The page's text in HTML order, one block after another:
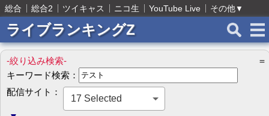
総合 総合2 ツイキャス ニコ生 YouTube Live その他▼
ライブランキングZ
-絞り込み検索-
＝
キーワード検索：
配信サイト：
17 Selected